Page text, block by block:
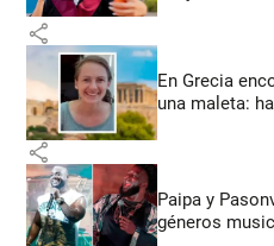
share
En Grecia
una maleta:
share
Paipa y
géneros